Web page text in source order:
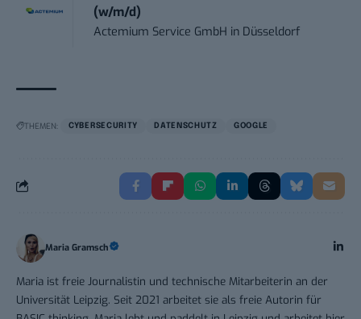
(w/m/d)
Actemium Service GmbH in Düsseldorf
THEMEN: CYBERSECURITY DATENSCHUTZ GOOGLE
Maria Gramsch
Maria ist freie Journalistin und technische Mitarbeiterin an der
Universität Leipzig. Seit 2021 arbeitet sie als freie Autorin für